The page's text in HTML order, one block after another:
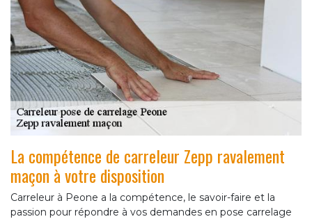
La compétence de carreleur Zepp ravalement
maçon à votre disposition
Carreleur à Peone a la compétence, le savoir-faire et la
passion pour répondre à vos demandes en pose carrelage